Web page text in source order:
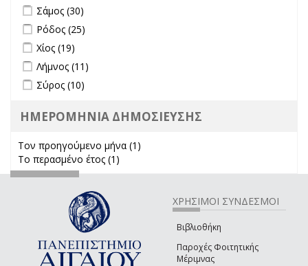
Apply Σάμος filter
Σάμος (30)
Apply Ρόδος filter
Ρόδος (25)
Apply Χίος filter
Χίος (19)
Apply Λήμνος filter
Λήμνος (11)
Apply Σύρος filter
Σύρος (10)
ΗΜΕΡΟΜΗΝΙΑ ΔΗΜΟΣΙΕΥΣΗΣ
Τον προηγούμενο μήνα (1)
Το περασμένο έτος (1)
ΧΡΗΣΙΜΟΙ ΣΥΝΔΕΣΜΟΙ
Βιβλιοθήκη
Παροχές Φοιτητικής
Μέριμνας